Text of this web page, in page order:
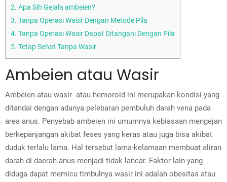
2. Apa Sih Gejala ambeien?
3. Tanpa Operasi Wasir Dengan Metode Pila
4. Tanpa Operasi Wasir Dapat Ditangani Dengan Pila
5. Tetap Sehat Tanpa Wasir
Ambeien atau Wasir
Ambeien atau wasir atau hemoroid ini merupakan kondisi yang
ditandai dengan adanya pelebaran pembuluh darah vena pada
area anus. Penyebab ambeien ini umumnya kebiasaan mengejan
berkepanjangan akibat feses yang keras atau juga bisa akibat
duduk terlalu lama. Hal tersebut lama-kelamaan membuat aliran
darah di daerah anus menjadi tidak lancar. Faktor lain yang
diduga dapat memicu timbulnya wasir ini adalah obesitas atau